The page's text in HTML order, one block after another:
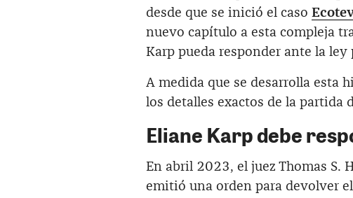
desde que se inició el caso
nuevo capítulo a esta compleja
Karp pueda responder ante la
A medida que se desarrolla esta
los detalles exactos de la partida
Eliane Karp debe
En abril 2023, el juez Thomas S.
emitió una orden para devolver